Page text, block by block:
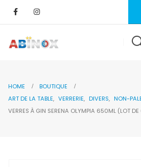
HOME
BOUTIQUE
ART DE LA TABLE, VERRERIE, DIVERS, NON-
VERRES À GIN SERENA OLYMPIA 650ML (LOT